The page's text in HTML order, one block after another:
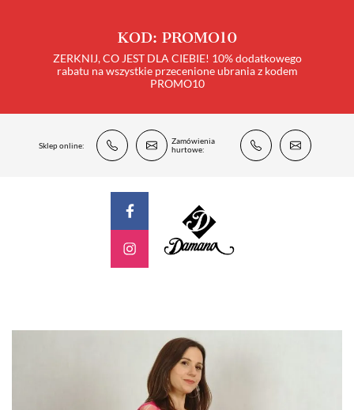
KOD: PROMO10
ZERKNIJ, CO JEST DLA CIEBIE! 10% dodatkowego
rabatu na wszystkie przecenione ubrania z kodem
PROMO10
Sklep online:
Zamówienia
hurtowe: